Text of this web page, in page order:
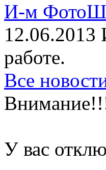
И-м
12.06.2013
работе.
Все
У вас